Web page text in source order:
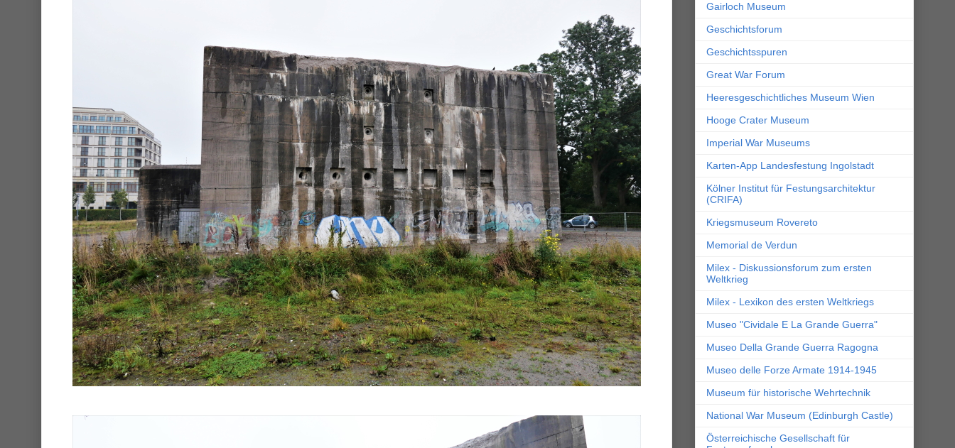
Gairloch Museum
Geschichtsforum
Geschichtsspuren
Great War Forum
Heeresgeschichtliches Museum Wien
Hooge Crater Museum
Imperial War Museums
Karten-App Landesfestung Ingolstadt
Kölner Institut für Festungsarchitektur
(CRIFA)
Kriegsmuseum Rovereto
Memorial de Verdun
Milex - Diskussionsforum zum ersten
Weltkrieg
Milex - Lexikon des ersten Weltkriegs
Museo "Cividale E La Grande Guerra"
Museo Della Grande Guerra Ragogna
Museo delle Forze Armate 1914-1945
Museum für historische Wehrtechnik
National War Museum (Edinburgh Castle)
Österreichische Gesellschaft für